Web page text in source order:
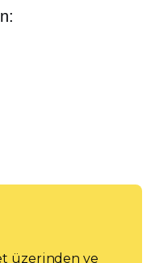
üzerinden ve